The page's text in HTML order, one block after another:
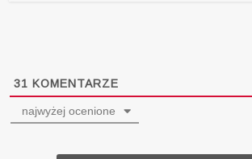
31 KOMENTARZE
najwyżej ocenione